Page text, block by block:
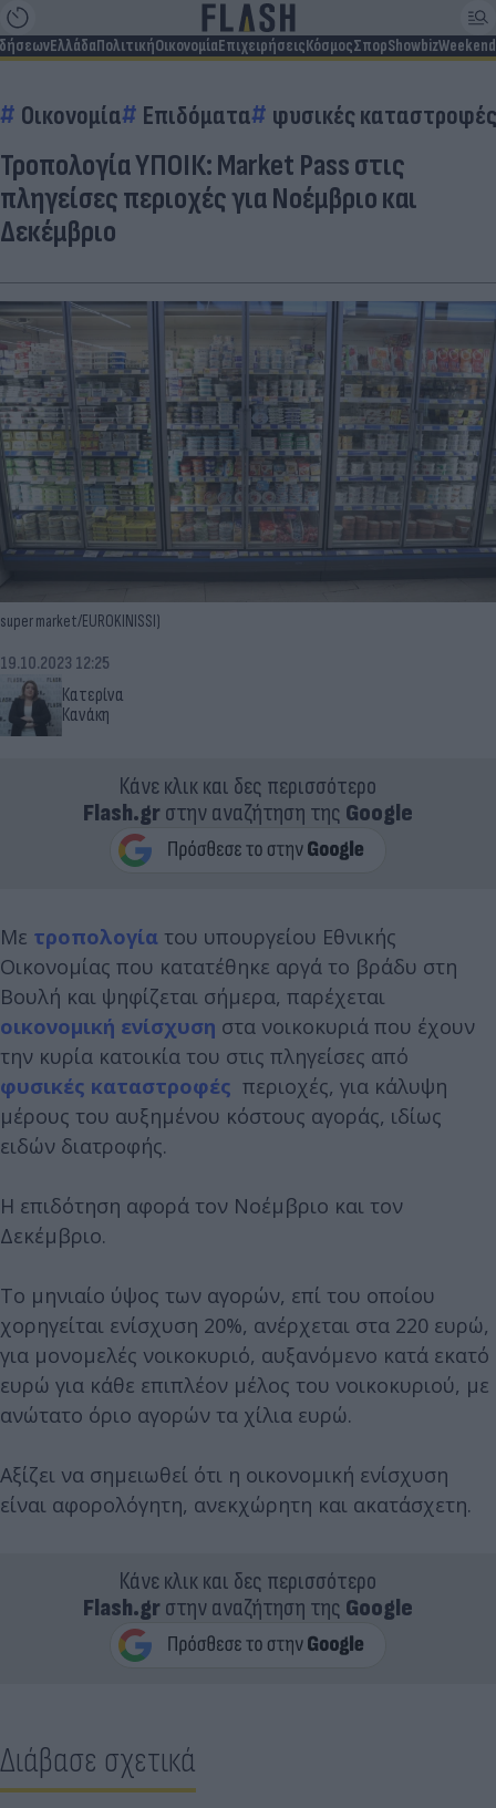
ΕλλάδαΠολιτικήΟικονομίαΕπιχειρήσειςΚόσμοςΣπορShowbizWeekend
Οικονομία Επιδόματα φυσικές καταστροφές
Τροπολογία ΥΠΟΙΚ: Market Pass στις
πληγείσες περιοχές για Νοέμβριο και
Δεκέμβριο
super market/EUROKINISSI)
Κατερίνα
Κανάκη
19.10.2023 12:25
Κάνε κλικ και δες περισσότερο
Flash.grστην αναζήτηση της Google
Με τροπολογία του υπουργείου Εθνικής
Οικονομίας που κατατέθηκε αργά το βράδυ στη
Βουλή και ψηφίζεται σήμερα, παρέχεται
οικονομική ενίσχυση στα νοικοκυριά που έχουν
την κυρία κατοικία του στις πληγείσες από
φυσικές καταστροφές περιοχές, για κάλυψη
μέρους του αυξημένου κόστους αγοράς, ιδίως
ειδών διατροφής.
Η επιδότηση αφορά τον Νοέμβριο και τον
Δεκέμβριο.
Το μηνιαίο ύψος των αγορών, επί του οποίου
χορηγείται ενίσχυση 20%, ανέρχεται στα 220 ευρώ,
για μονομελές νοικοκυριό, αυξανόμενο κατά εκατό
ευρώ για κάθε επιπλέον μέλος του νοικοκυριού, με
ανώτατο όριο αγορών τα χίλια ευρώ.
Αξίζει να σημειωθεί ότι η οικονομική ενίσχυση
είναι αφορολόγητη, ανεκχώρητη και ακατάσχετη.
Κάνε κλικ και δες περισσότερο
Flash.grστην αναζήτηση της Google
Διάβασε σχετικά